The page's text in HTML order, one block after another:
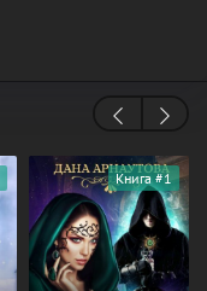
Книга #1